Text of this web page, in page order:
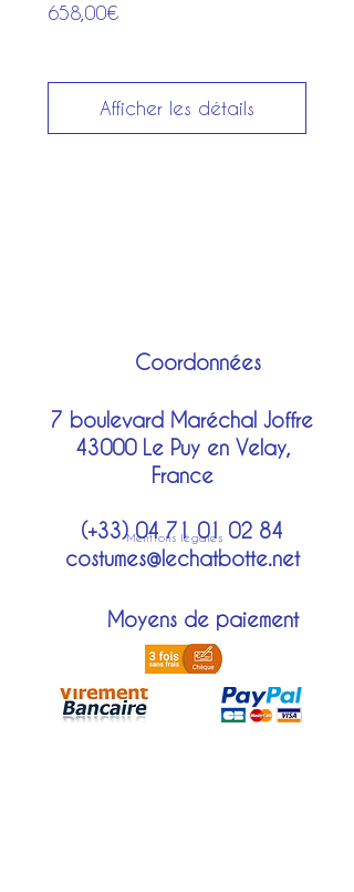
658,00€
Afficher les détails
Mentions légales
Coordonnées
7 boulevard Maréchal Joffre
43000 Le Puy en Velay,
France
(+33)04 71 01 02 84
costumes@lechatbotte.net
Moyens de paiement